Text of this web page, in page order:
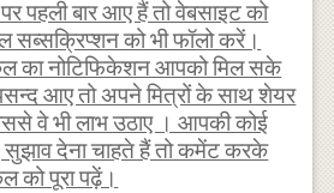
पहली बार आए हैं तो वेबसाइट को
सब्सक्रिप्शन को भी फॉलो करें।
का नोटिफिकेशन आपको मिल सके
आए तो अपने मित्रों के साथ शेयर
वे भी लाभ उठाए । आपकी कोई
सुझाव देना चाहते हैं तो कमेंट करके
को पूरा पढ़ें।